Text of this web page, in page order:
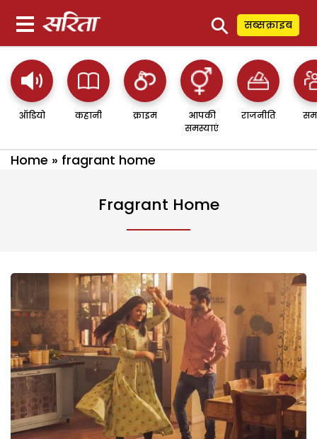
⚲ सब्सक्राइब
ऑडियो कहानी क्राइम
आपकी
समस्याएं
राजनीति
Home » fragrant home
Fragrant Home